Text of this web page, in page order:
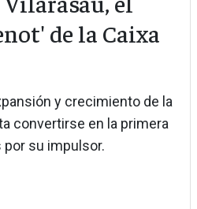
de la Caixa
y crecimiento de la
convertirse en la primera
por su impulsor.